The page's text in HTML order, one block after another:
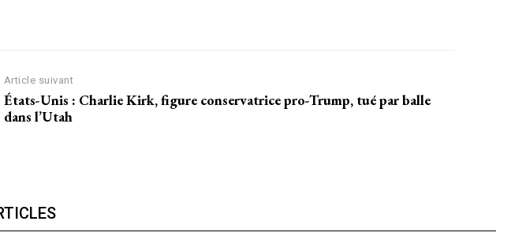
Article suivant
États-Unis : Charlie Kirk, figure conservatrice pro-Trump, tué par balle
dans l’Utah